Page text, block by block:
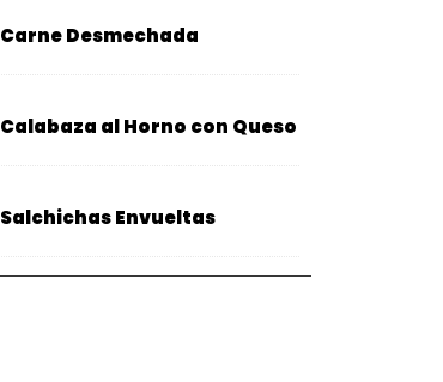
Carne Desmechada
Calabaza al Horno con Queso
Salchichas Envueltas